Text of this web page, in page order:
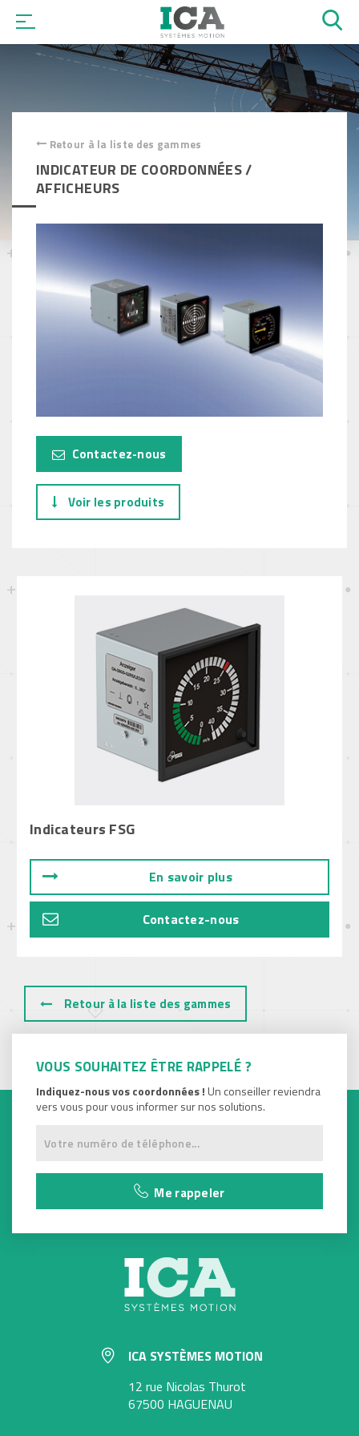
OK
Retour à la liste des gammes
INDICATEUR DE COORDONNÉES /
AFFICHEURS
Contactez-nous
Voir les produits
Indicateurs FSG
En savoir plus
Contactez-nous
Retour à la liste des gammes
VOUS SOUHAITEZ ÊTRE RAPPELÉ ?
Indiquez-nous vos coordonnées ! Un conseiller reviendra
vers vous pour vous informer sur nos solutions.
Me rappeler
ICA SYSTÈMES MOTION
12 rue Nicolas Thurot
67500 HAGUENAU